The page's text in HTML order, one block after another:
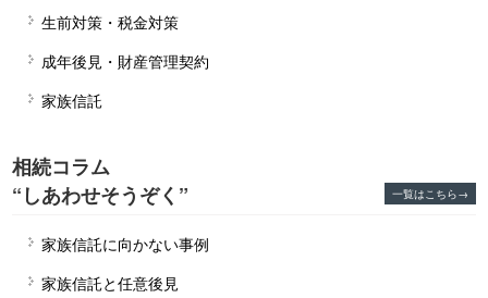
生前対策・税金対策
成年後見・財産管理契約
家族信託
相続コラム
“しあわせそうぞく”
一覧はこちら→
家族信託に向かない事例
家族信託と任意後見